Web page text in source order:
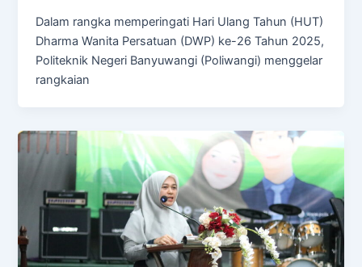
Dalam rangka memperingati Hari Ulang Tahun (HUT)
Dharma Wanita Persatuan (DWP) ke-26 Tahun 2025,
Politeknik Negeri Banyuwangi (Poliwangi) menggelar
rangkaian